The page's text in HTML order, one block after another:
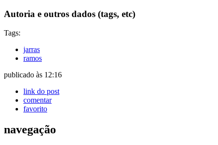
Autoria e outros dados (tags, etc)
Tags:
jarras
ramos
publicado às 12:16
link do post
comentar
favorito
navegação